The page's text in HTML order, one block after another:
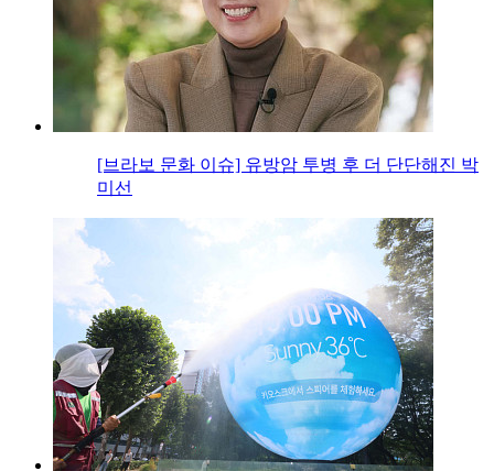
[브라보 문화 이슈] 유방암 투병 후 더 단단해진 박
미선